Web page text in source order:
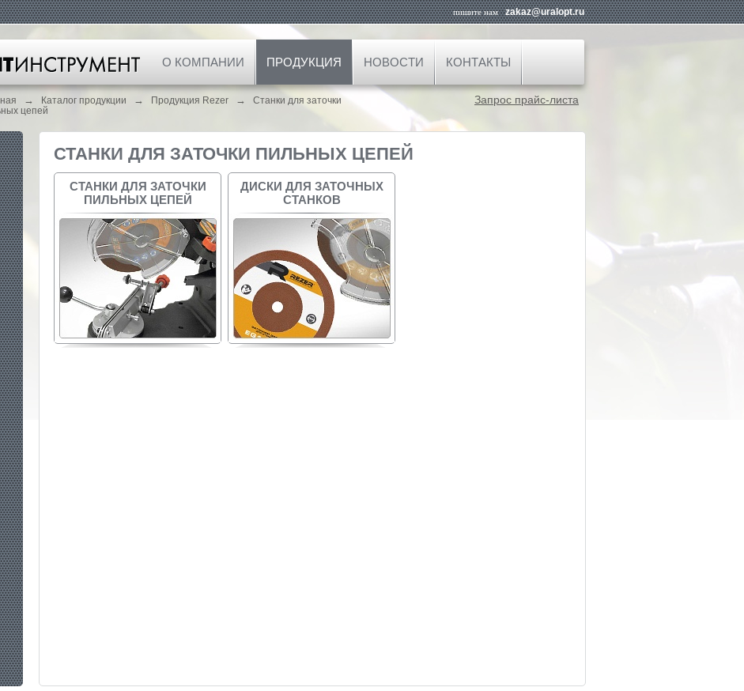
пишите намzakaz@uralopt.ru
О КОМПАНИИ ПРОДУКЦИЯ НОВОСТИ КОНТАКТЫ
→ Каталог продукции → Продукция Rezer →
Станки для заточки
цепей
Запрос прайс-листа
СТАНКИ ДЛЯ ЗАТОЧКИ ПИЛЬНЫХ ЦЕПЕЙ
СТАНКИ ДЛЯ ЗАТОЧКИ
ПИЛЬНЫХ ЦЕПЕЙ
ДИСКИ ДЛЯ ЗАТОЧНЫХ
СТАНКОВ